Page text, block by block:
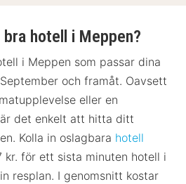
hotell i Meppen?
i Meppen som passar dina
och framåt. Oavsett
eller en
det enkelt att hitta ditt
Kolla in oslagbara hotell
kr. för ett sista minuten hotell i
resplan. I genomsnitt kostar